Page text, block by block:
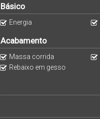
Básico
Energia
Acabamento
Massa corrida
Rebaixo em gesso